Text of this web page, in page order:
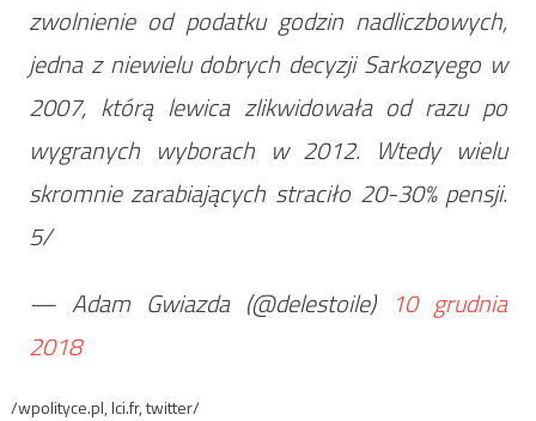
zwolnienie od podatku godzin nadliczbowych,
jedna z niewielu dobrych decyzji Sarkozyego w
2007, którą lewica zlikwidowała od razu po
wygranych wyborach w 2012. Wtedy wielu
skromnie zarabiających straciło 20-30% pensji.
5/
— Adam Gwiazda (@delestoile) 10 grudnia
2018
/wpolityce.pl, lci.fr, twitter/